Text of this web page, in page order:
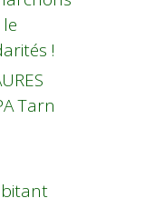
!
Tarn